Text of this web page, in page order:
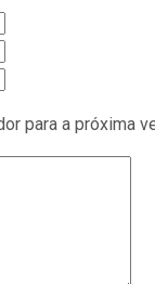
para a próxima